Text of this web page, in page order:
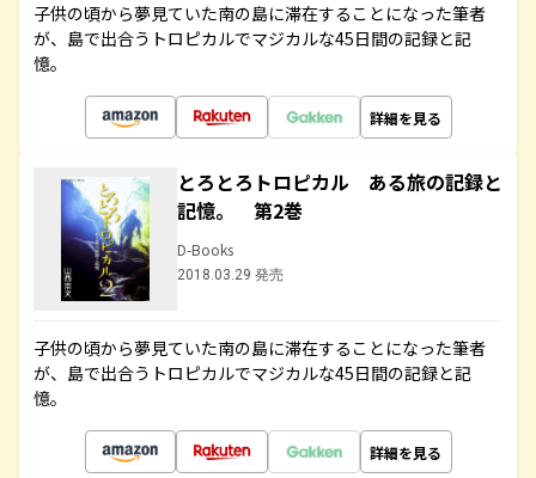
子供の頃から夢見ていた南の島に滞在することになった筆者
が、島で出合うトロピカルでマジカルな45日間の記録と記
憶。
詳細を見る
とろとろトロピカル ある旅の記録と
記憶。 第2巻
D-Books
2018.03.29 発売
子供の頃から夢見ていた南の島に滞在することになった筆者
が、島で出合うトロピカルでマジカルな45日間の記録と記
憶。
詳細を見る